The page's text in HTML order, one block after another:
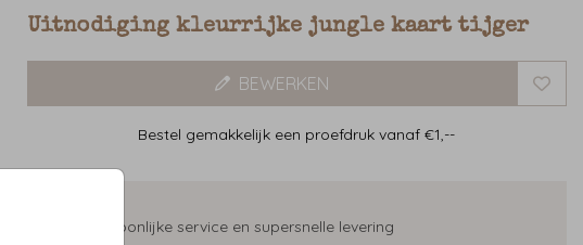
Uitnodiging kleurrijke jungle kaart tijger
BEWERKEN
Bestel gemakkelijk een proefdruk vanaf €1,--
Persoonlijke service en supersnelle levering